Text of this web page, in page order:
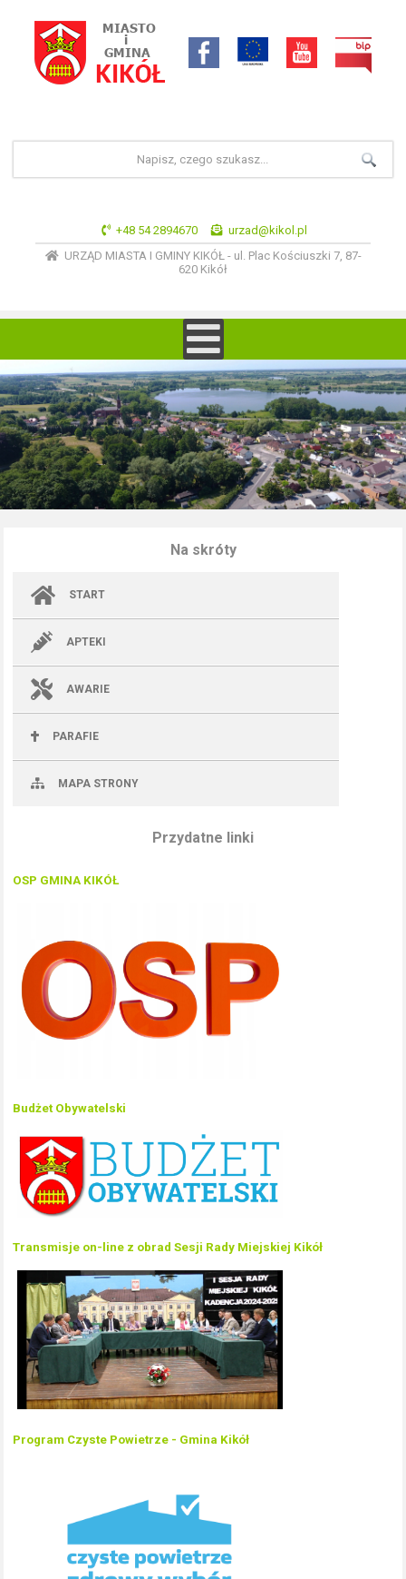
+48 54 2894670
urzad@kikol.pl
URZĄD MIASTA I GMINY KIKÓŁ - ul. Plac Kościuszki 7, 87-
620 Kikół
Na skróty
START
APTEKI
AWARIE
PARAFIE
MAPA STRONY
Przydatne linki
OSP GMINA KIKÓŁ
Budżet Obywatelski
Transmisje on-line z obrad Sesji Rady Miejskiej Kikół
Program Czyste Powietrze - Gmina Kikół